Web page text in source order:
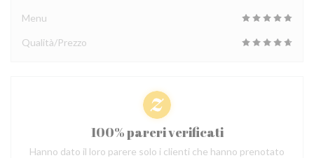
Menu
Qualità/Prezzo
100% pareri verificati
Hanno dato il loro parere solo i clienti che hanno prenotato